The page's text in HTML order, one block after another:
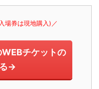
場券は現地購入)／
チケットの
→